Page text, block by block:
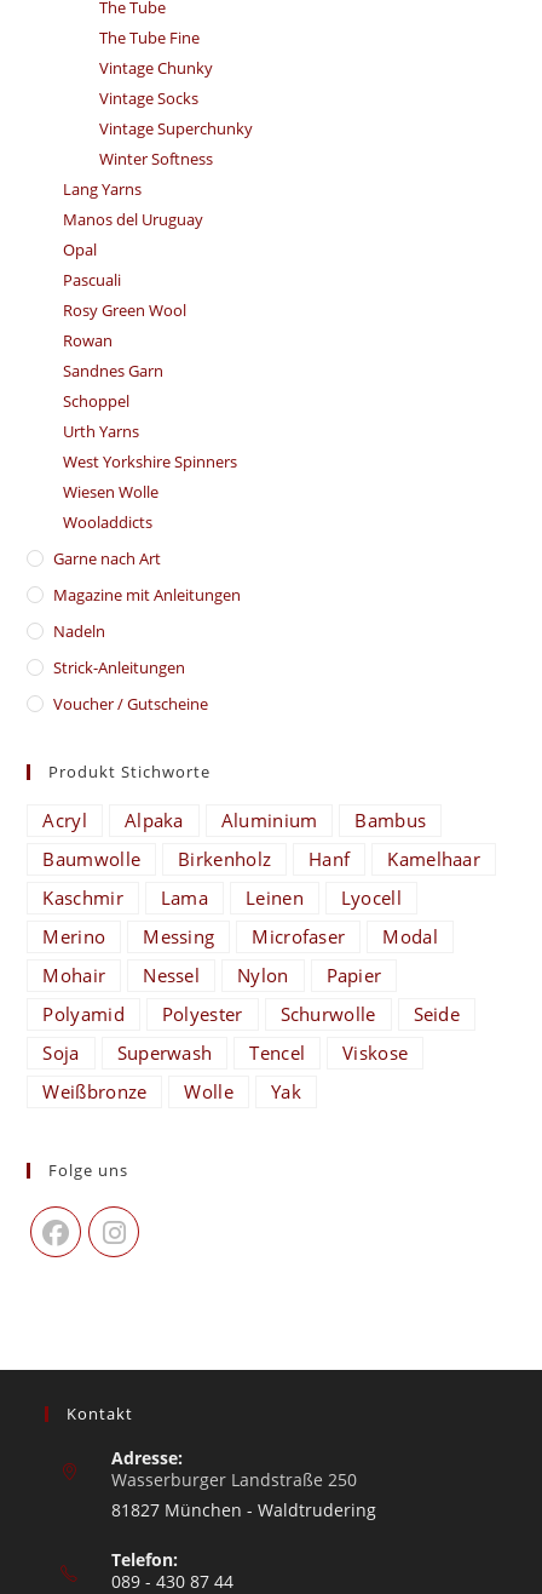
The Tube
The Tube Fine
Vintage Chunky
Vintage Socks
Vintage Superchunky
Winter Softness
Lang Yarns
Manos del Uruguay
Opal
Pascuali
Rosy Green Wool
Rowan
Sandnes Garn
Schoppel
Urth Yarns
West Yorkshire Spinners
Wiesen Wolle
Wooladdicts
Garne nach Art
Magazine mit Anleitungen
Nadeln
Strick-Anleitungen
Voucher / Gutscheine
Produkt Stichworte
Acryl Alpaka Aluminium
Bambus
Baumwolle
Birkenholz Hanf
Kamelhaar
Kaschmir
Lama Leinen
Lyocell
Merino
Messing Microfaser
Modal
Mohair
Nessel Nylon
Papier
Polyamid
Polyester Schurwolle
Seide
Soja
Superwash Tencel
Viskose
Weißbronze
Wolle Yak
Folge uns
Kontakt
Adresse:
Wasserburger Landstraße 250
81827 München - Waldtrudering
Telefon:
089 - 430 87 44